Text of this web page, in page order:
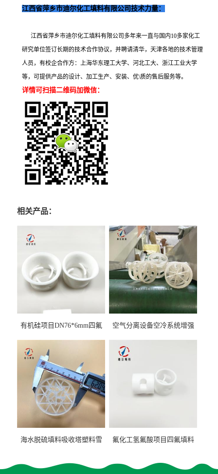
江西省萍乡市迪尔化工填料有限公司技术力量：
江西省萍乡市迪尔化工填料有限公司多年来一直与国内10多家化工
研究单位签订长期的技术合作协议，并聘请清华，天津各地的技术管理
人员，有校企合作方：上海华东理工大学、河北工大、浙江工业大学
等，可提供产品的设计、加工生产、安装、优\质的售后服务等。
详情可扫描二维码加微信：
相关产品：
有机硅项目DN76*6mm四氟
空气分离设备空冷系统增强
海水脱硫填料吸收塔塑料雪
氟化工氢氟酸项目四氟填料
蚀